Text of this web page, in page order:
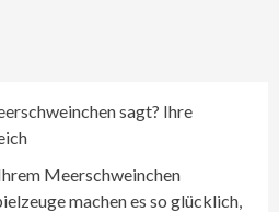
sagt? Ihre
Meerschweinchen
machen es so glücklich,